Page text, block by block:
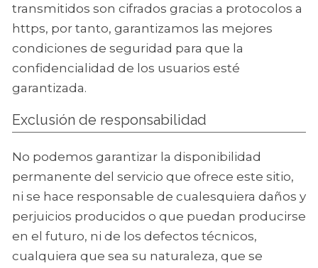
transmitidos son cifrados gracias a protocolos a
https, por tanto, garantizamos las mejores
condiciones de seguridad para que la
confidencialidad de los usuarios esté
garantizada.
Exclusión de responsabilidad
No podemos garantizar la disponibilidad
permanente del servicio que ofrece este sitio,
ni se hace responsable de cualesquiera daños y
perjuicios producidos o que puedan producirse
en el futuro, ni de los defectos técnicos,
cualquiera que sea su naturaleza, que se